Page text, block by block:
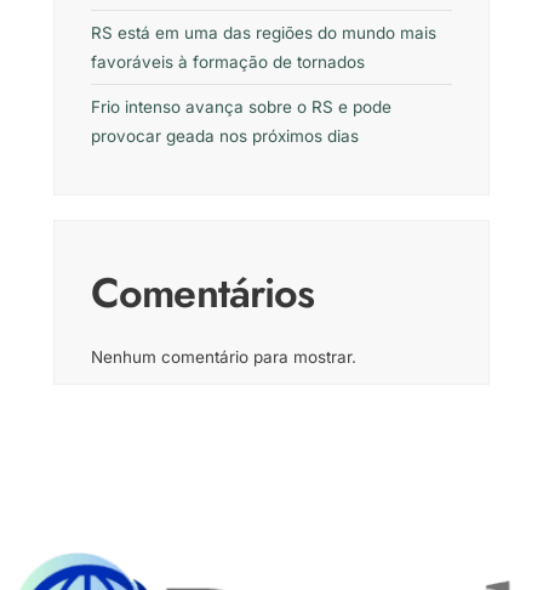
RS está em uma das regiões do mundo mais
favoráveis à formação de tornados
Frio intenso avança sobre o RS e pode
provocar geada nos próximos dias
Comentários
Nenhum comentário para mostrar.